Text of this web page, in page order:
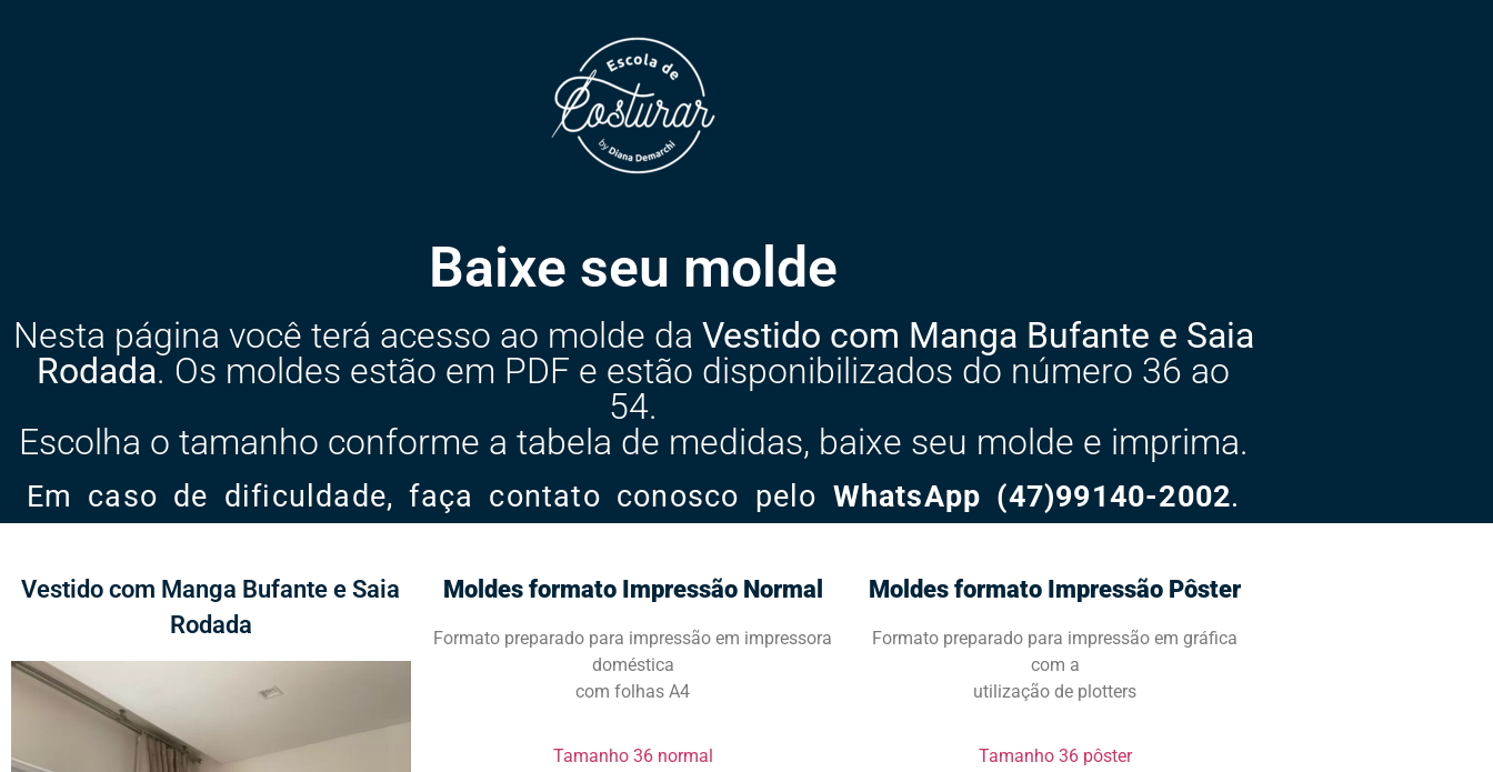
Baixe seu molde
Nesta página você terá acesso ao molde da Vestido com Manga Bufante e Saia
Rodada. Os moldes estão em PDF e estão disponibilizados do número 36 ao
54.
Escolha o tamanho conforme a tabela de medidas, baixe seu molde e imprima.
Em caso de dificuldade, faça contato conosco pelo WhatsApp (47)99140-2002.
Vestido com Manga Bufante e Saia
Rodada
Moldes formato Impressão Normal
Formato preparado para impressão em impressora
doméstica
com folhas A4
Tamanho 36 normal​​​​​​
Moldes formato Impressão Pôster
Formato preparado para impressão em gráfica
com a
utilização de plotters
Tamanho 36 pôster​​​​​​